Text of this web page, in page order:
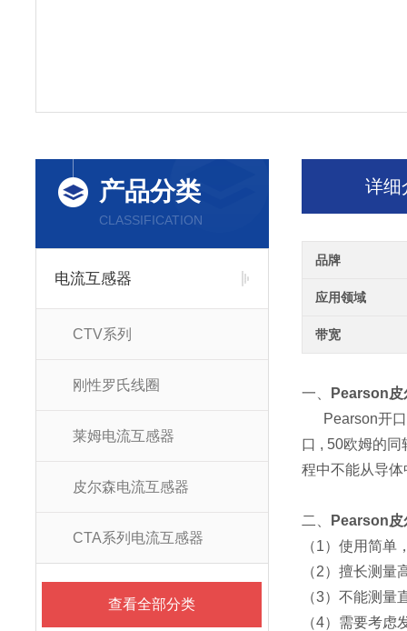
产品分类
CLASSIFICATION
电流互感器
CTV系列
刚性罗氏线圈
莱姆电流互感器
皮尔森电流互感器
CTA系列电流互感器
查看全部分类
详细
品牌
应用领域
带宽
一、
Pearson皮
Pearson开口
口 , 50欧姆的
程中不能从导
二、
Pearson皮
（1）使用简单
（2）擅长测量
（3）不能测量
（4）需要考虑